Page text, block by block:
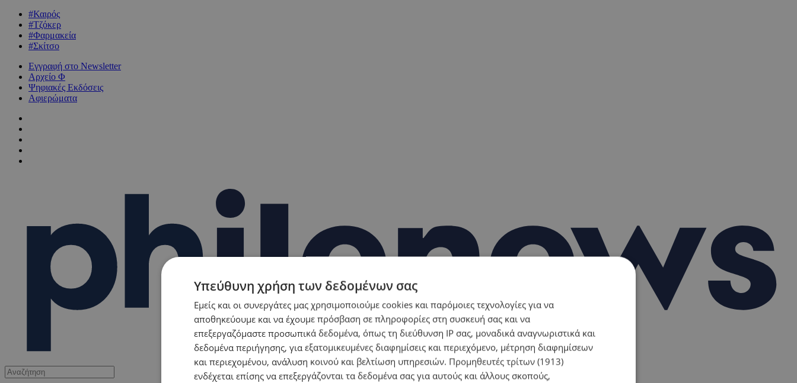
#Καιρός
#Τζόκερ
#Φαρμακεία
#Σκίτσο
Εγγραφή στο Newsletter
Αρχείο Φ
Ψηφιακές Εκδόσεις
Αφιερώματα
Υπεύθυνη χρήση των δεδομένων σας
Εμείς και οι συνεργάτες μας χρησιμοποιούμε cookies και παρόμοιες τεχνολογίες για να
αποθηκεύουμε και να έχουμε πρόσβαση σε πληροφορίες στη συσκευή σας και να
επεξεργαζόμαστε προσωπικά δεδομένα, όπως τη διεύθυνση IP σας, μοναδικά αναγνωριστικά και
δεδομένα περιήγησης, για εξατομικευμένες διαφημίσεις και περιεχόμενο, μέτρηση διαφημίσεων
και περιεχομένου, ανάλυση κοινού και βελτίωση υπηρεσιών. Προμηθευτές τρίτων (1913)
ενδέχεται επίσης να επεξεργάζονται τα δεδομένα σας για αυτούς και άλλους σκοπούς,